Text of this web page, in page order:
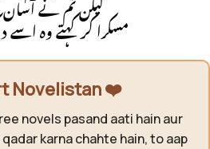
لیکن تم نے آسان
مسکرا کر کہتے وہ اسے
Novelistan ❤️
novels pasand aati hain aur
karna chahte hain, to aap